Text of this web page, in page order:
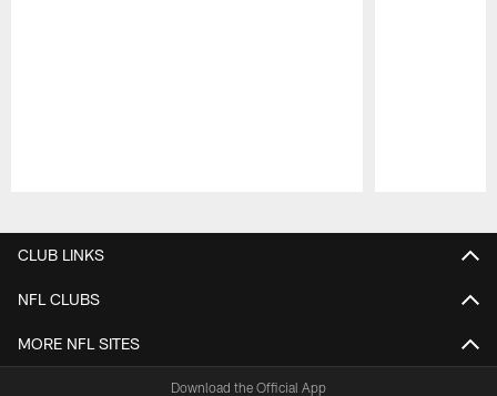
CLUB LINKS
NFL CLUBS
MORE NFL SITES
Download the Official App